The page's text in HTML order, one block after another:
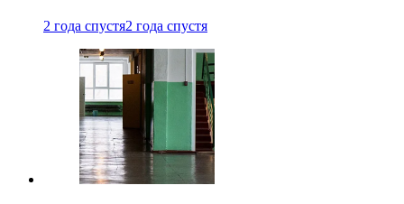
2 года спустя2 года спустя